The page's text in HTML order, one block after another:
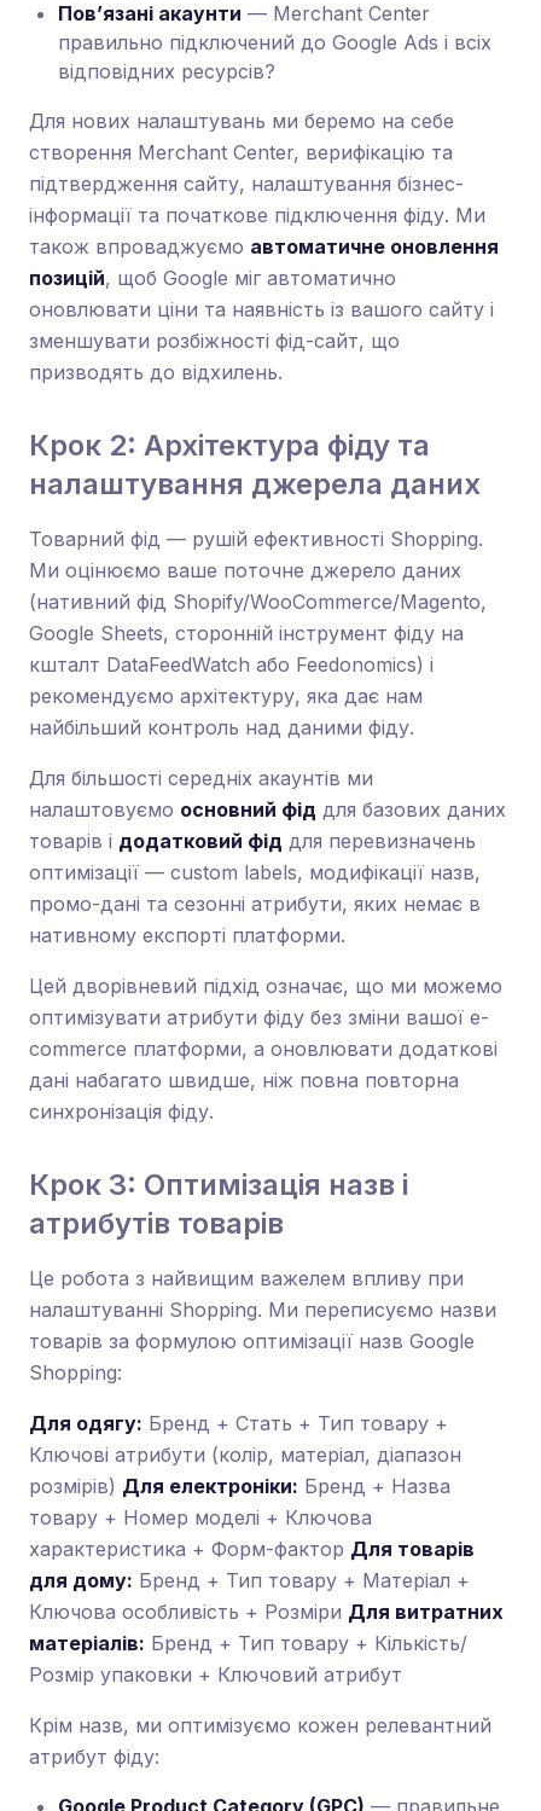
Пов’язані акаунти — Merchant Center
правильно підключений до Google Ads і всіх
відповідних ресурсів?
Для нових налаштувань ми беремо на себе
створення Merchant Center, верифікацію та
підтвердження сайту, налаштування бізнес-
інформації та початкове підключення фіду. Ми
також впроваджуємо автоматичне оновлення
позицій, щоб Google міг автоматично
оновлювати ціни та наявність із вашого сайту і
зменшувати розбіжності фід-сайт, що
призводять до відхилень.
Крок 2: Архітектура фіду та
налаштування джерела даних
Товарний фід — рушій ефективності Shopping.
Ми оцінюємо ваше поточне джерело даних
(нативний фід Shopify/WooCommerce/Magento,
Google Sheets, сторонній інструмент фіду на
кшталт DataFeedWatch або Feedonomics) і
рекомендуємо архітектуру, яка дає нам
найбільший контроль над даними фіду.
Для більшості середніх акаунтів ми
налаштовуємо основний фід для базових даних
товарів і додатковий фід для перевизначень
оптимізації — custom labels, модифікації назв,
промо-дані та сезонні атрибути, яких немає в
нативному експорті платформи.
Цей дворівневий підхід означає, що ми можемо
оптимізувати атрибути фіду без зміни вашої e-
commerce платформи, а оновлювати додаткові
дані набагато швидше, ніж повна повторна
синхронізація фіду.
Крок 3: Оптимізація назв і
атрибутів товарів
Це робота з найвищим важелем впливу при
налаштуванні Shopping. Ми переписуємо назви
товарів за формулою оптимізації назв Google
Shopping:
Для одягу: Бренд + Стать + Тип товару +
Ключові атрибути (колір, матеріал, діапазон
розмірів) Для електроніки: Бренд + Назва
товару + Номер моделі + Ключова
характеристика + Форм-фактор Для товарів
для дому: Бренд + Тип товару + Матеріал +
Ключова особливість + Розміри Для витратних
матеріалів: Бренд + Тип товару + Кількість/
Розмір упаковки + Ключовий атрибут
Крім назв, ми оптимізуємо кожен релевантний
атрибут фіду:
Google Product Category (GPC) — правильне